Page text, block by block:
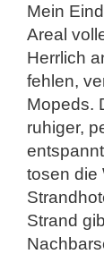
Mein
Areal
Herrlich
fehlen,
Mopeds.
ruhiger,
tosen die
Strand